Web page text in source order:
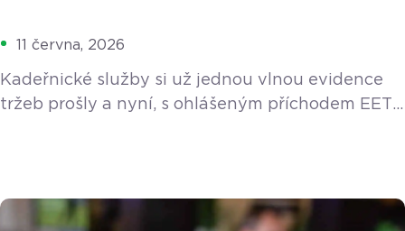
11 června, 2026
Kadeřnické služby si už jednou vlnou evidence
tržeb prošly a nyní, s ohlášeným příchodem EET
i kadeřnice Alžběta ze Středočeského kraje, která
musela řešit povinnost evidovat platby již ve